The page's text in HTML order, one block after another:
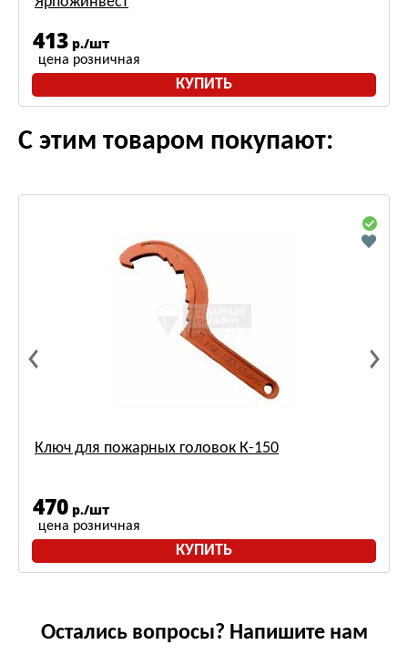
413 р./шт
цена розничная
КУПИТЬ
С этим товаром покупают:
Ключ для пожарных головок К-150
470 р./шт
цена розничная
КУПИТЬ
Остались вопросы? Напишите нам